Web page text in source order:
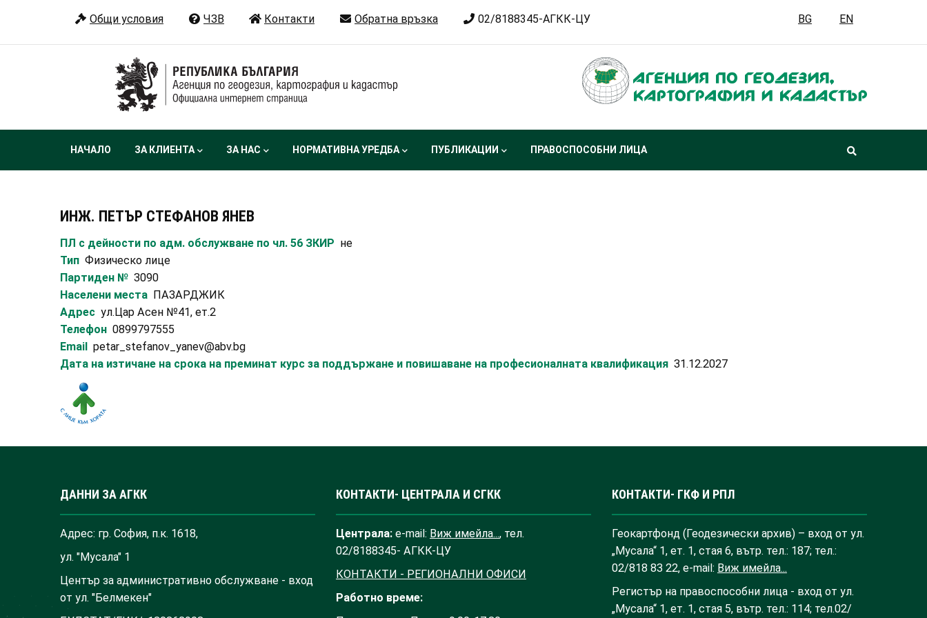
основното
Общи условия ЧЗВ Контакти Обратна връзка 02/8188345-АГКК-ЦУ BG EN
Main
НАЧАЛО ЗА КЛИЕНТА ЗА НАС НОРМАТИВНА УРЕДБА ПУБЛИКАЦИИ ПРАВОСПОСОБНИ ЛИЦА
ИНЖ. ПЕТЪР СТЕФАНОВ ЯНЕВ
ПЛ с дейности по адм. обслужване по чл. 56 ЗКИР не
Тип Физическо лице
Партиден № 3090
Населени места ПАЗАРДЖИК
Адрес ул.Цар Асен №41, ет.2
Телефон 0899797555
Email petar_stefanov_yanev@abv.bg
Дата на изтичане на срока на преминат курс за поддържане и повишаване на професионалната квалификация 31.12.2027
ДАННИ ЗА АГКК
Адрес: гр. София, п.к. 1618,
ул. "Мусала" 1
Център за административно обслужване - вход
от ул. "Белмекен"
КОНТАКТИ- ЦЕНТРАЛА И СГКК
Централа: e-mail: Виж имейла..., тел.
02/8188345- АГКК-ЦУ
КОНТАКТИ - РЕГИОНАЛНИ ОФИСИ
Работно време:
КОНТАКТИ- ГКФ И РПЛ
Геокартфонд (Геодезически архив) – вход от ул.
„Мусала“ 1, ет. 1, стая 6, вътр. тел.: 187; тел.:
02/818 83 22, e-mail: Виж имейла...
Регистър на правоспособни лица - вход от ул.
„Мусала“ 1, ет. 1, стая 5, вътр. тел.: 114; тел.02/